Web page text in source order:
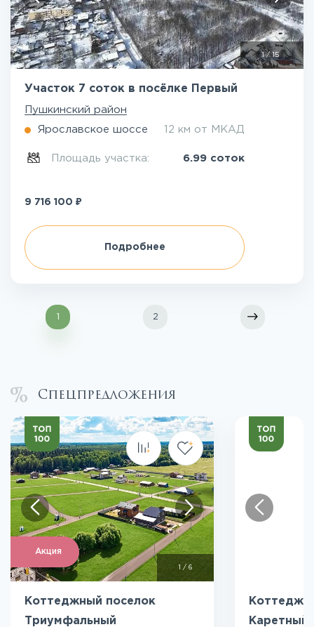
1/15
Участок 7 соток в посёлке Первый
Пушкинский район
Ярославское шоссе 12 км от МКАД
Площадь участка: 6.99 соток
9 716 100 ₽
Подробнее
1 2
Спецпредложения
Акция
1 / 6
Коттеджный поселок
Триумфальный
Каретный